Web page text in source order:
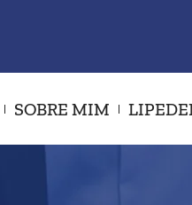
SOBRE MIM